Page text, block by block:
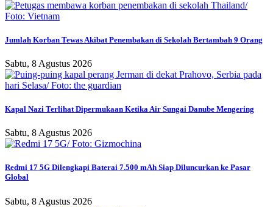
Jumlah Korban Tewas Akibat Penembakan di Sekolah Bertambah 9 Orang
Sabtu, 8 Agustus 2026
Kapal Nazi Terlihat Dipermukaan Ketika Air Sungai Danube Mengering
Sabtu, 8 Agustus 2026
Redmi 17 5G Dilengkapi Baterai 7.500 mAh Siap Diluncurkan ke Pasar
Global
Sabtu, 8 Agustus 2026